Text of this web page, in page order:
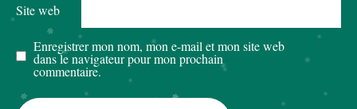
Site web
Enregistrer mon nom, mon e-mail et mon site web
dans le navigateur pour mon prochain
commentaire.